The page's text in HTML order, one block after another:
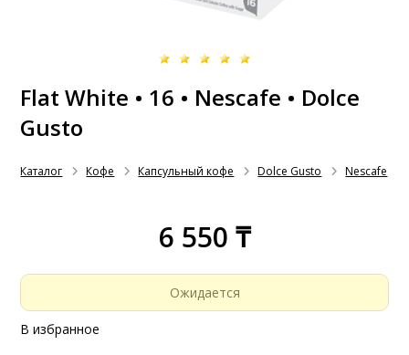
Flat White • 16 • Nescafe • Dolce
Gusto
Каталог Кофе Капсульный кофе Dolce Gusto Nescafe
6 550 ₸
Ожидается
В избранное